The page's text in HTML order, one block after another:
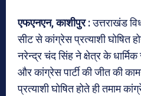
एफएनएन, काशीपुर :उत्तराखंड
सीट से कांग्रेस प्रत्याशी घोषित
नरेन्द्र चंद सिंह ने क्षेत्र के
और कांग्रेस पार्टी की जीत की
प्रत्याशी घोषित होते ही तमाम